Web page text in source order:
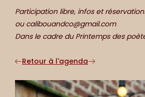
Participation libre, infos et
ou calibouandco@gmail.com
Dans le cadre du Printemps des
Retour à l'agenda